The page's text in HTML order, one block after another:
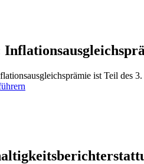
ist Teil des